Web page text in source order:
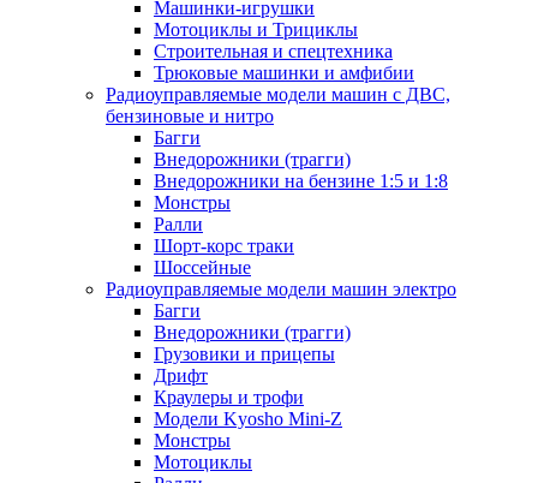
Машинки-игрушки
Мотоциклы и Трициклы
Строительная и спецтехника
Трюковые машинки и амфибии
Радиоуправляемые модели машин с ДВС,
бензиновые и нитро
Багги
Внедорожники (трагги)
Внедорожники на бензине 1:5 и 1:8
Монстры
Ралли
Шорт-корс траки
Шоссейные
Радиоуправляемые модели машин электро
Багги
Внедорожники (трагги)
Грузовики и прицепы
Дрифт
Краулеры и трофи
Модели Kyosho Mini-Z
Монстры
Мотоциклы